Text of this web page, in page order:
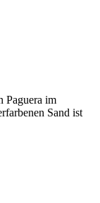
Paguera im
Sand ist